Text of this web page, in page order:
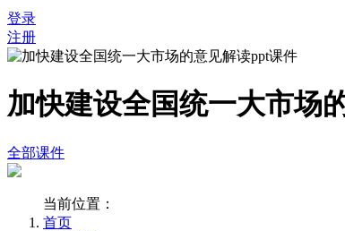
登录
注册
加快建设全国统一大市场
全部课件
当前位置：
首页